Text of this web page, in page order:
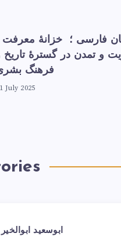
فارسی ؛ خزانهٔ معرفت
و تمدن در گسترۀ تاریخ
فرهنگ
July 2025
ابوسعيد ابو‌الخير